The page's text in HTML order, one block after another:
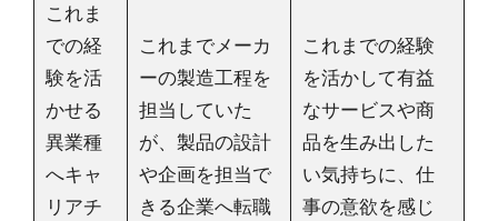
これま
での経
験を活
かせる
異業種
へキャ
リアチ
これまでメーカ
ーの製造工程を
担当していた
が、製品の設計
や企画を担当で
きる企業へ転職
これまでの経験
を活かして有益
なサービスや商
品を生み出した
い気持ちに、仕
事の意欲を感じ